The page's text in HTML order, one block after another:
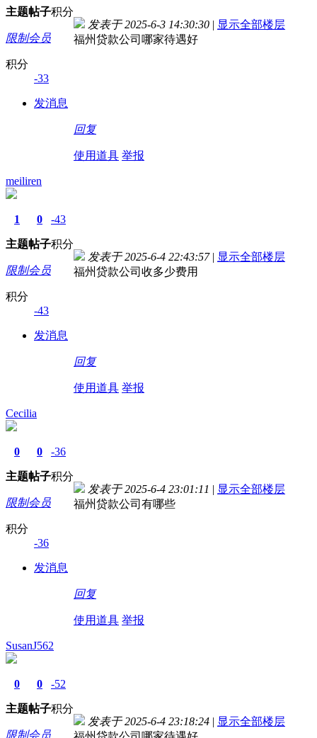
主题帖子积分
限制会员
积分
-33
发消息
发表于 2025-6-3 14:30:30 | 显示全部楼层
福州贷款公司哪家待遇好
回复
使用道具 举报
meiliren
1
主题
0
帖子
-43
积分
限制会员
积分
-43
发消息
发表于 2025-6-4 22:43:57 | 显示全部楼层
福州贷款公司收多少费用
回复
使用道具 举报
Cecilia
0
主题
0
帖子
-36
积分
限制会员
积分
-36
发消息
发表于 2025-6-4 23:01:11 | 显示全部楼层
福州贷款公司有哪些
回复
使用道具 举报
SusanJ562
0
主题
0
帖子
-52
积分
限制会员
发表于 2025-6-4 23:18:24 | 显示全部楼层